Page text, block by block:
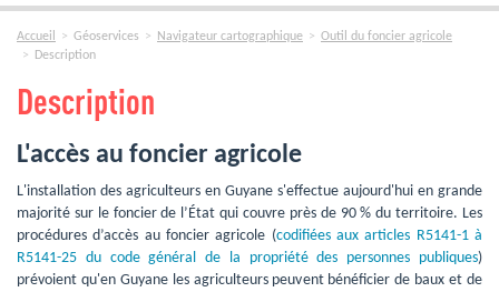
Accueil Géoservices Navigateur cartographique
Outil du foncier agricole
Description
Description
L'accès au foncier agricole
L'installation des agriculteurs en Guyane s'effectue aujourd'hui en grande
majorité sur le foncier de l’État qui couvre près de 90 % du territoire. Les
procédures d’accès au foncier agricole (codifiées aux articles R5141-1 à
R5141-25 du code général de la propriété des personnes publiques)
prévoient qu'en Guyane les agriculteurs peuvent bénéficier de baux et de